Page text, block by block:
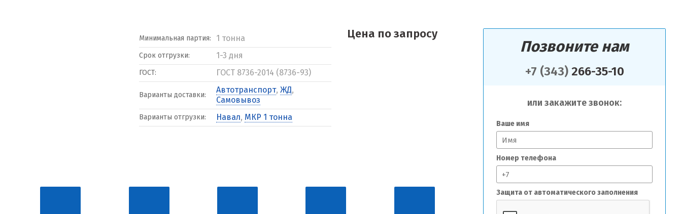
Позвоните нам
+7 (343)266-35-10
или закажите звонок:
Ваше имя
Номер телефона
Защита от автоматического заполнения
Минимальная партия: 1 тонна
Срок отгрузки: 1-3 дня
ГОСТ: ГОСТ 8736-2014 (8736-93)
Варианты доставки:
Автотранспорт, ЖД,
Самовывоз
Варианты отгрузки: Навал, МКР 1 тонна
Цена по запросу